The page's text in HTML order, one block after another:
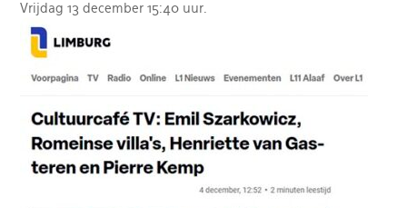
Vrijdag 13 december 15:40 uur.